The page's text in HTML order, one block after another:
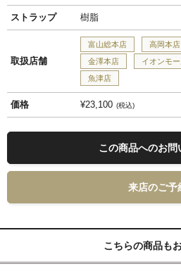
ストラップ 樹脂
取扱店舗
富山総本店 高岡本店
金澤本店
イオンモ
魚津店
価格 ¥23,100 税込
この商品へのお問
来店のご予
こちらの商品も